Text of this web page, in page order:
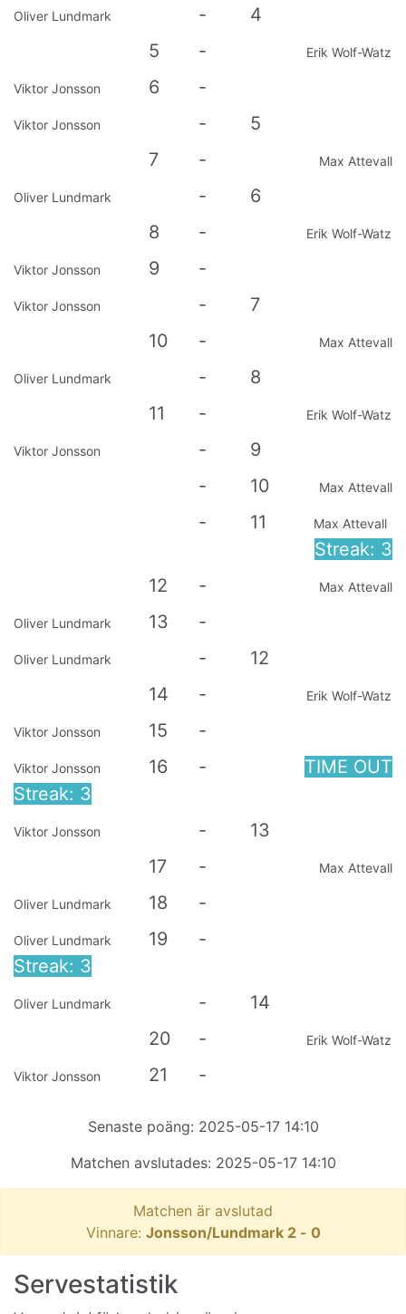
Oliver Lundmark -
4
5
- Erik Wolf-Watz
Viktor Jonsson 6 -
Viktor Jonsson -
5
7
- Max Attevall
Oliver Lundmark -
6
8
- Erik Wolf-Watz
Viktor Jonsson 9 -
Viktor Jonsson -
7
10
- Max Attevall
Oliver Lundmark -
8
11
- Erik Wolf-Watz
Viktor Jonsson -
9
-
10 Max Attevall
- 11 Max Attevall
Streak: 3
12
- Max Attevall
Oliver Lundmark 13 -
Oliver Lundmark -
12
14
- Erik Wolf-Watz
Viktor Jonsson 15 -
Viktor Jonsson
Streak: 3
16 - TIME OUT
Viktor Jonsson -
13
17
- Max Attevall
Oliver Lundmark 18 -
Oliver Lundmark
Streak: 3
19 -
Oliver Lundmark -
14
20
- Erik Wolf-Watz
Viktor Jonsson 21 -
Senaste poäng: 2025-05-17 14:10
Matchen avslutades: 2025-05-17 14:10
Matchen är avslutad
Vinnare: Jonsson/Lundmark 2- 0
Servestatistik